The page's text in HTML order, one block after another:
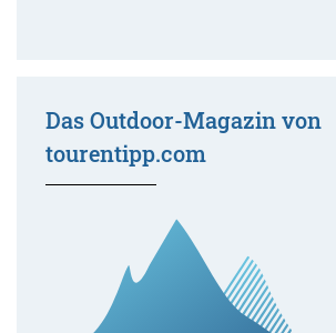
Das Outdoor-Magazin von
tourentipp.com